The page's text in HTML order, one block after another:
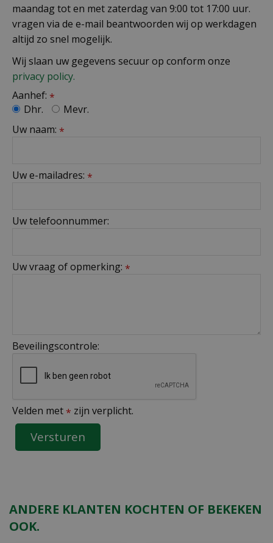
maandag tot en met zaterdag van 9:00 tot 17:00 uur.
vragen via de e-mail beantwoorden wij op werkdagen
altijd zo snel mogelijk.
Wij slaan uw gegevens secuur op conform onze
privacy policy.
Aanhef: *
Dhr.
Mevr.
Uw naam: *
Uw e-mailadres: *
Uw telefoonnummer:
Uw vraag of opmerking: *
Beveilingscontrole:
Velden met * zijn verplicht.
ANDERE KLANTEN KOCHTEN OF BEKEKEN
OOK.